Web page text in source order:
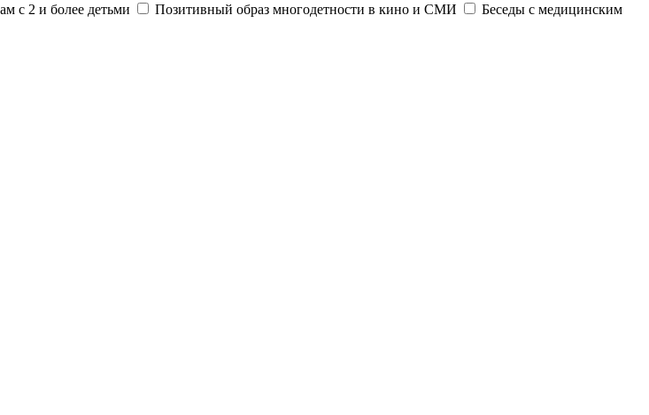
с 2 и более детьми Позитивный образ многодетности в кино и СМИ
Беседы с медицинским